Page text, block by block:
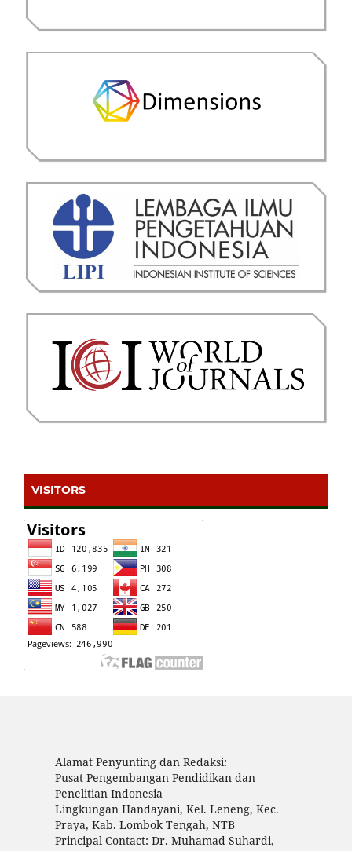
VISITORS
Alamat Penyunting dan Redaksi:
Pusat Pengembangan Pendidikan dan
Penelitian Indonesia
Lingkungan Handayani, Kel. Leneng, Kec.
Praya, Kab. Lombok Tengah, NTB
Principal Contact: Dr. Muhamad Suhardi,